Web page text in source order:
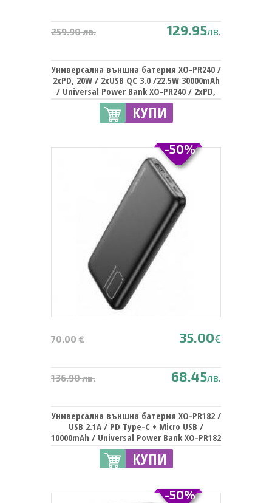
259.90 лв. 129.95лв.
Универсална външна батерия XO-PR240 /
2xPD, 20W / 2xUSB QC 3.0 /22.5W 30000mAh
/ Universal Power Bank XO-PR240 / 2xPD,
20W / 2xUSB QC 3.0 /22.5W 30000mAh -
черна
КУПИ
70.00 € 35.00€
136.90 лв. 68.45лв.
Универсална външна батерия XO-PR182 /
USB 2.1A / PD Type-C + Micro USB /
10000mAh / Universal Power Bank XO-PR182
/ USB 2.1A / PD Type-C + Micro USB /
10000mAh - черна
КУПИ
-50%
-50%